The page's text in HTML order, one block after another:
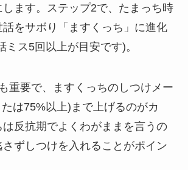
します。ステップ2で、たまっち時
をサボり「ますくっち」に進化
ミス5回以上が目安です)。
重要で、ますくっちのしつけメー
は75%以上)まで上げるのがカ
反抗期でよくわがままを言うの
ずしつけを入れることがポイン